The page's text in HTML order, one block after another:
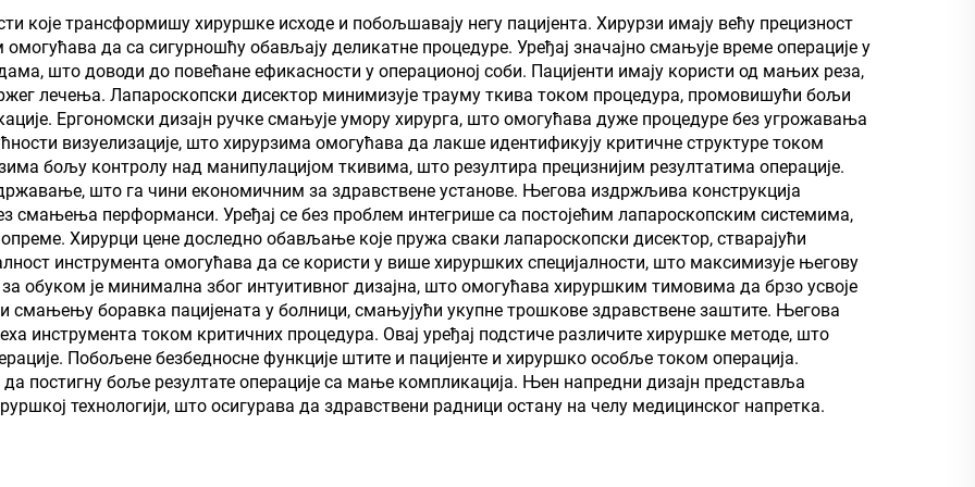
које трансформишу хируршке исходе и побољшавају негу пацијента. Хирурзи имају већу прецизност
да са сигурношћу обављају деликатне процедуре. Уређај значајно смањује време операције у
што доводи до повећане ефикасности у операционој соби. Пацијенти имају користи од мањих реза,
лечења. Лапароскопски дисектор минимизује трауму ткива током процедура, промовишући бољи
Ергономски дизајн ручке смањује умору хирурга, што омогућава дуже процедуре без угрожавања
визуелизације, што хирурзима омогућава да лакше идентификују критичне структуре током
бољу контролу над манипулацијом ткивима, што резултира прецизнијим резултатима операције.
што га чини економичним за здравствене установе. Његова издржљива конструкција
смањења перформанси. Уређај се без проблем интегрише са постојећим лапароскопским системима,
Хирурци цене доследно обављање које пружа сваки лапароскопски дисектор, стварајући
инструмента омогућава да се користи у више хируршких специјалности, што максимизује његову
обуком је минимална због интуитивног дизајна, што омогућава хируршким тимовима да брзо усвоје
смањењу боравка пацијената у болници, смањујући укупне трошкове здравствене заштите. Његова
инструмента током критичних процедура. Овај уређај подстиче различите хируршке методе, што
Побољене безбедносне функције штите и пацијенте и хируршко особље током операција.
постигну боље резултате операције са мање компликација. Њен напредни дизајн представља
технологији, што осигурава да здравствени радници остану на челу медицинског напретка.